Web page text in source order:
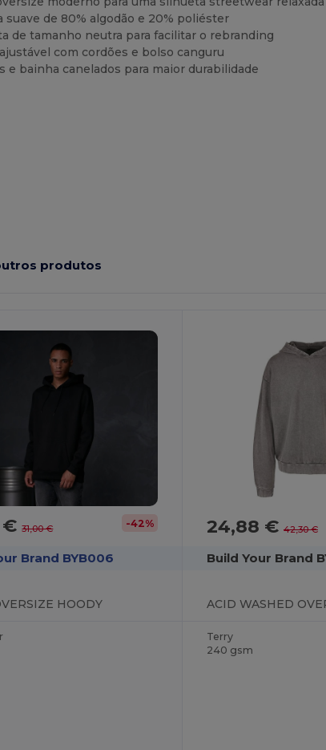
suave de 80% algodão e 20% poliéster
de tamanho neutra para facilitar o rebranding
com cordões e bolso canguru
e bainha canelados para maior durabilidade
produtos
€31,00 € -42%
Brand BYB006
HOODY
24,88 € 42,30 €
Build Your Brand
ACID WASHED
Terry
240 gsm